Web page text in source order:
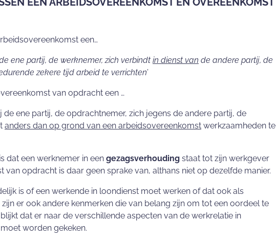
een…
ene partij, de werknemer, zich verbindt in dienst van de andere partij, de
zekere tijd arbeid te verrichten’
van opdracht een …
de ene partij, de opdrachtnemer, zich jegens de andere partij, de
anders dan op grond van een arbeidsovereenkomst werkzaamheden te
dat een werknemer in een gezagsverhouding staat tot zijn werkgever
van opdracht is daar geen sprake van, althans niet op dezelfde manier.
is of een werkende in loondienst moet werken of dat ook als
er ook andere kenmerken die van belang zijn om tot een oordeel te
dat er naar de verschillende aspecten van de werkrelatie in
worden gekeken.